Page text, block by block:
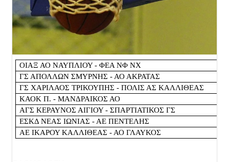
ΟΙΑΞ ΑΟ ΝΑΥΠΛΙΟΥ - ΦΕΑ ΝΦ ΝΧ
ΓΣ ΑΠΟΛΛΩΝ ΣΜΥΡΝΗΣ - ΑΟ ΑΚΡΑΤΑΣ
ΓΣ ΧΑΡΙΛΑΟΣ ΤΡΙΚΟΥΠΗΣ - ΠΟΛΙΣ ΑΣ ΚΑΛΛΙΘΕΑΣ
ΚΑΟΚ Π. - ΜΑΝΔΡΑΙΚΟΣ ΑΟ
ΑΓΣ ΚΕΡΑΥΝΟΣ ΑΙΓΙΟΥ - ΣΠΑΡΤΙΑΤΙΚΟΣ ΓΣ
ΕΣΚΔ ΝΕΑΣ ΙΩΝΙΑΣ - ΑΕ ΠΕΝΤΕΛΗΣ
ΑΕ ΙΚΑΡΟΥ ΚΑΛΛΙΘΕΑΣ - ΑΟ ΓΛΑΥΚΟΣ